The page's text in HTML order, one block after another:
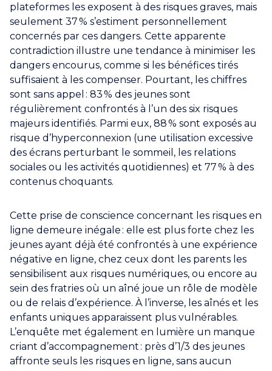
plateformes les exposent à des risques graves, mais
seulement 37 % s’estiment personnellement
concernés par ces dangers. Cette apparente
contradiction illustre une tendance à minimiser les
dangers encourus, comme si les bénéfices tirés
suffisaient à les compenser. Pourtant, les chiffres
sont sans appel : 83 % des jeunes sont
régulièrement confrontés à l’un des six risques
majeurs identifiés. Parmi eux, 88 % sont exposés au
risque d’hyperconnexion (une utilisation excessive
des écrans perturbant le sommeil, les relations
sociales ou les activités quotidiennes) et 77 % à des
contenus choquants.
Cette prise de conscience concernant les risques en
ligne demeure inégale : elle est plus forte chez les
jeunes ayant déjà été confrontés à une expérience
négative en ligne, chez ceux dont les parents les
sensibilisent aux risques numériques, ou encore au
sein des fratries où un aîné joue un rôle de modèle
ou de relais d’expérience. À l’inverse, les aînés et les
enfants uniques apparaissent plus vulnérables.
L’enquête met également en lumière un manque
criant d’accompagnement : près d’1/3 des jeunes
affronte seuls les risques en ligne, sans aucun